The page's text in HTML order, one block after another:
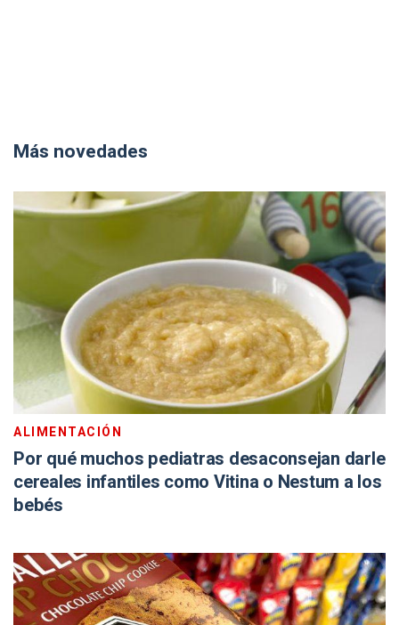
Más novedades
ALIMENTACIÓN
Por qué muchos pediatras desaconsejan darle
cereales infantiles como Vitina o Nestum a los
bebés